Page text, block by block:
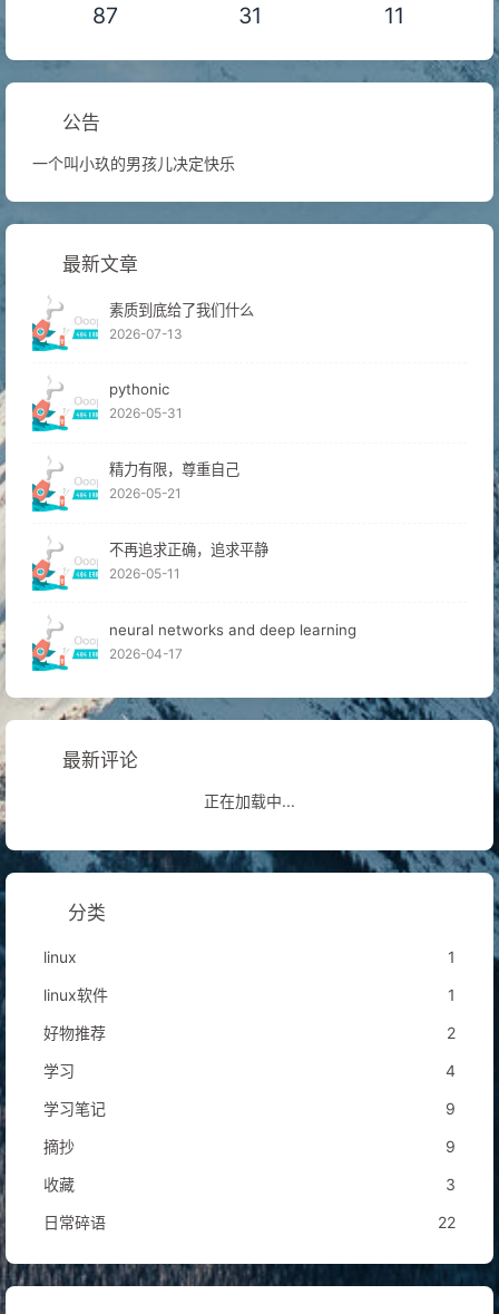
87 31 11
公告
一个叫小玖的男孩儿决定快乐
最新文章
素质到底给了我们什么
2026-07-13
pythonic
2026-05-31
精力有限，尊重自己
2026-05-21
不再追求正确，追求平静
2026-05-11
neural networks and deep learning
2026-04-17
最新评论
正在加载中...
分类
linux
1
linux软件
1
好物推荐
2
学习
4
学习笔记
9
摘抄
9
收藏
3
日常碎语
22